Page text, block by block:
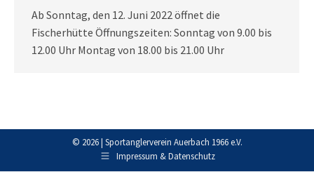
Ab Sonntag, den 12. Juni 2022 öffnet die
Fischerhütte Öffnungszeiten: Sonntag von 9.00 bis
12.00 Uhr Montag von 18.00 bis 21.00 Uhr
© 2026 | Sportanglerverein Auerbach 1966 e.V.
Impressum & Datenschutz